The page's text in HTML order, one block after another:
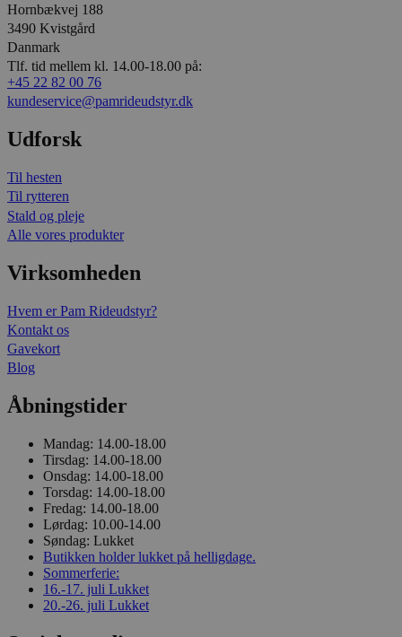
Hornbækvej 188
3490 Kvistgård
Danmark
Tlf. tid mellem kl. 14.00-18.00 på:
+45 22 82 00 76
kundeservice@pamrideudstyr.dk
Udforsk
Til hesten
Til rytteren
Stald og pleje
Alle vores produkter
Virksomheden
Hvem er Pam Rideudstyr?
Kontakt os
Gavekort
Blog
Åbningstider
Mandag: 14.00-18.00
Tirsdag: 14.00-18.00
Onsdag: 14.00-18.00
Torsdag: 14.00-18.00
Fredag: 14.00-18.00
Lørdag: 10.00-14.00
Søndag: Lukket
Butikken holder lukket på helligdage.
Sommerferie:
16.-17. juli Lukket
20.-26. juli Lukket